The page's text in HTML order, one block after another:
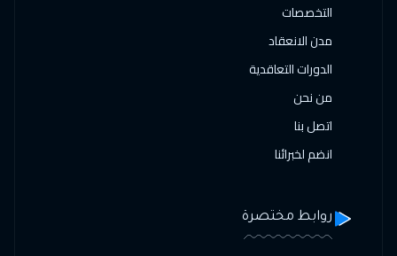
التخصصات
مدن الانعقاد
الدورات التعاقدية
من نحن
اتصل بنا
انضم لخبرائنا
روابط مختصرة